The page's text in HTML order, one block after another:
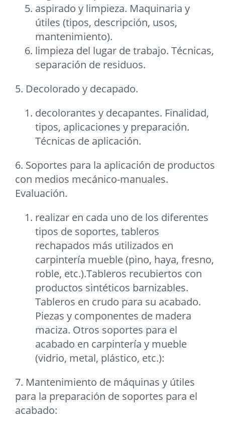
aspirado y limpieza. Maquinaria y
útiles (tipos, descripción, usos,
mantenimiento).
limpieza del lugar de trabajo. Técnicas,
separación de residuos.
5. Decolorado y decapado.
decolorantes y decapantes. Finalidad,
tipos, aplicaciones y preparación.
Técnicas de aplicación.
6. Soportes para la aplicación de productos
con medios mecánico-manuales.
Evaluación.
realizar en cada uno de los diferentes
tipos de soportes, tableros
rechapados más utilizados en
carpintería mueble (pino, haya, fresno,
roble, etc.).Tableros recubiertos con
productos sintéticos barnizables.
Tableros en crudo para su acabado.
Piezas y componentes de madera
maciza. Otros soportes para el
acabado en carpintería y mueble
(vidrio, metal, plástico, etc.):
7. Mantenimiento de máquinas y útiles
para la preparación de soportes para el
acabado: